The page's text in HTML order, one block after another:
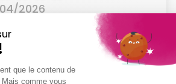
2026
satisfaite"
B.